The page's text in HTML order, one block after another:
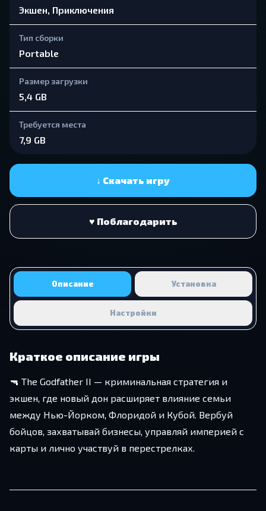
Экшен, Приключения
Тип сборки
Portable
Размер загрузки
5,4 GB
Требуется места
7,9 GB
↓ Скачать игру
♥ Поблагодарить
Описание Установка
Настройки
Краткое описание игры
🔫 The Godfather II — криминальная стратегия и
экшен, где новый дон расширяет влияние семьи
между Нью-Йорком, Флоридой и Кубой. Вербуй
бойцов, захватывай бизнесы, управляй империей с
карты и лично участвуй в перестрелках.